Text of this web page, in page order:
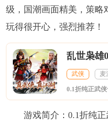
级，国潮画面精美，策略
玩得很开心，强烈推荐！
武侠 麦
游戏简介：0.1折纯正